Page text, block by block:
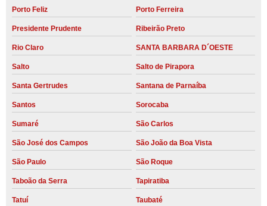
Porto Feliz Porto Ferreira
Presidente Prudente Ribeirão Preto
Rio Claro SANTA BARBARA D´OESTE
Salto Salto de Pirapora
Santa Gertrudes Santana de Parnaíba
Santos Sorocaba
Sumaré São Carlos
São José dos Campos São João da Boa Vista
São Paulo São Roque
Taboão da Serra Tapiratiba
Tatuí Taubaté